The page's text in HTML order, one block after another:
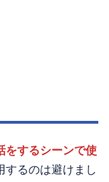
をするシーンで使
するのは避けまし